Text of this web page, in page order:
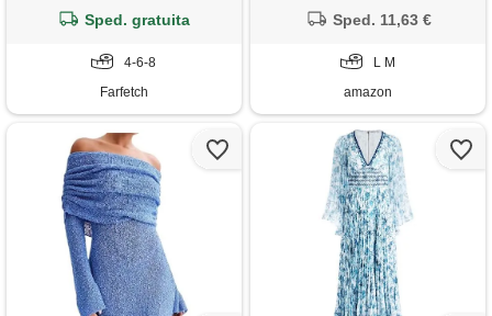
Sped. gratuita
4-6-8
Farfetch
m
Sped. 11,63 €
L M
amazon